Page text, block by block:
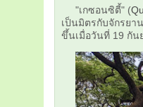
"เกซอนซิตี้" (
เป็นมิตรกับจักรยา
ขึ้นเมื่อวันที่ 19 กัน